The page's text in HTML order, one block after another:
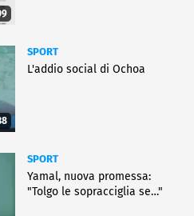
SPORT
L'addio social di Ochoa
SPORT
Yamal, nuova promessa:
"Tolgo le sopracciglia se…"